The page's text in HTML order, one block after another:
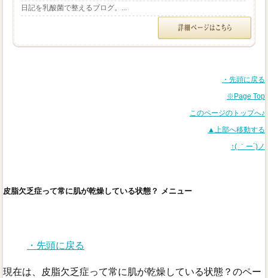
日記を乳酸菌で整えるブログ。...
・先頭に戻る
※Page Top
このページのトップへ♪
▲上部へ移動する
↑( ｀ー´)ノ
皮脂欠乏症って常に肌が乾燥している状態？ メニュー
・先頭に戻る
現在は、皮脂欠乏症って常に肌が乾燥している状態？のペー